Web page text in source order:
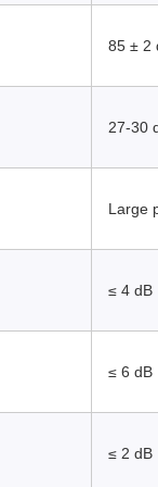
85 ± 2
27-30
Large
≤ 4 dB
≤ 6 dB
≤ 2 dB